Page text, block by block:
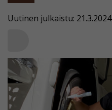
Uutinen julkaistu: 21.3.2024